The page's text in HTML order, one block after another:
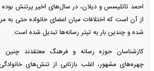
احمد تاتلیسس و دیلان، در سال‌های اخیر پرتنش
از آن است که اختلافات میان اعضای خانواده حتی به
شده و چندین بار به تیتر رسانه‌ها تبدیل شده است.
کارشناسان حوزه رسانه و فرهنگ معتقدند چنین
چهره‌های مشهور، اغلب بازتابی از تنش‌های